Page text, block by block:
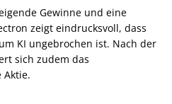
Gewinne und eine
zeigt eindrucksvoll, dass
KI ungebrochen ist. Nach der
sich zudem das